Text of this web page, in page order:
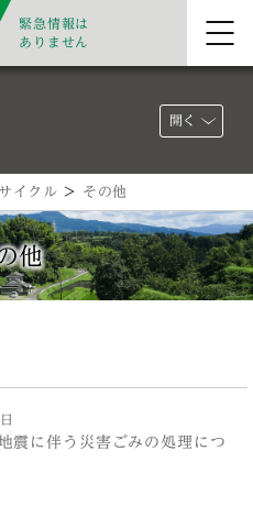
緊急情報は
ありません
開く
イクル > その他
他
震に伴う災害ごみの処理につ